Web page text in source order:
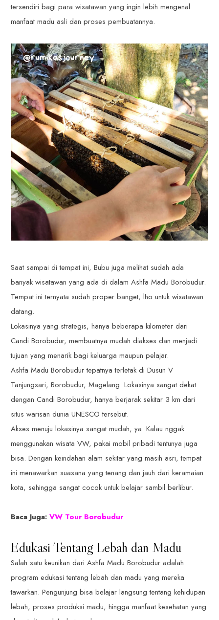
tersendiri bagi para wisatawan yang ingin lebih mengenal
manfaat madu asli dan proses pembuatannya.
Saat sampai di tempat ini, Bubu juga melihat sudah ada
banyak wisatawan yang ada di dalam Ashfa Madu Borobudur.
Tempat ini ternyata sudah proper banget, lho untuk wisatawan
datang.
Lokasinya yang strategis, hanya beberapa kilometer dari
Candi Borobudur, membuatnya mudah diakses dan menjadi
tujuan yang menarik bagi keluarga maupun pelajar.
Ashfa Madu Borobudur tepatnya terletak di Dusun V
Tanjungsari, Borobudur, Magelang. Lokasinya sangat dekat
dengan Candi Borobudur, hanya berjarak sekitar 3 km dari
situs warisan dunia UNESCO tersebut.
Akses menuju lokasinya sangat mudah, ya. Kalau nggak
menggunakan wisata VW, pakai mobil pribadi tentunya juga
bisa. Dengan keindahan alam sekitar yang masih asri, tempat
ini menawarkan suasana yang tenang dan jauh dari keramaian
kota, sehingga sangat cocok untuk belajar sambil berlibur.
Baca Juga:VW Tour Borobudur
Edukasi Tentang Lebah dan Madu
Salah satu keunikan dari Ashfa Madu Borobudur adalah
program edukasi tentang lebah dan madu yang mereka
tawarkan. Pengunjung bisa belajar langsung tentang kehidupan
lebah, proses produksi madu, hingga manfaat kesehatan yang